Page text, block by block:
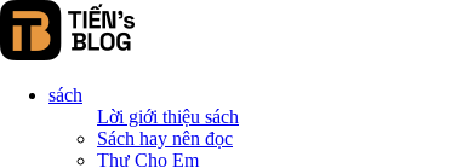
sách
Lời giới thiệu sách
Sách hay nên đọc
Thư Cho Em